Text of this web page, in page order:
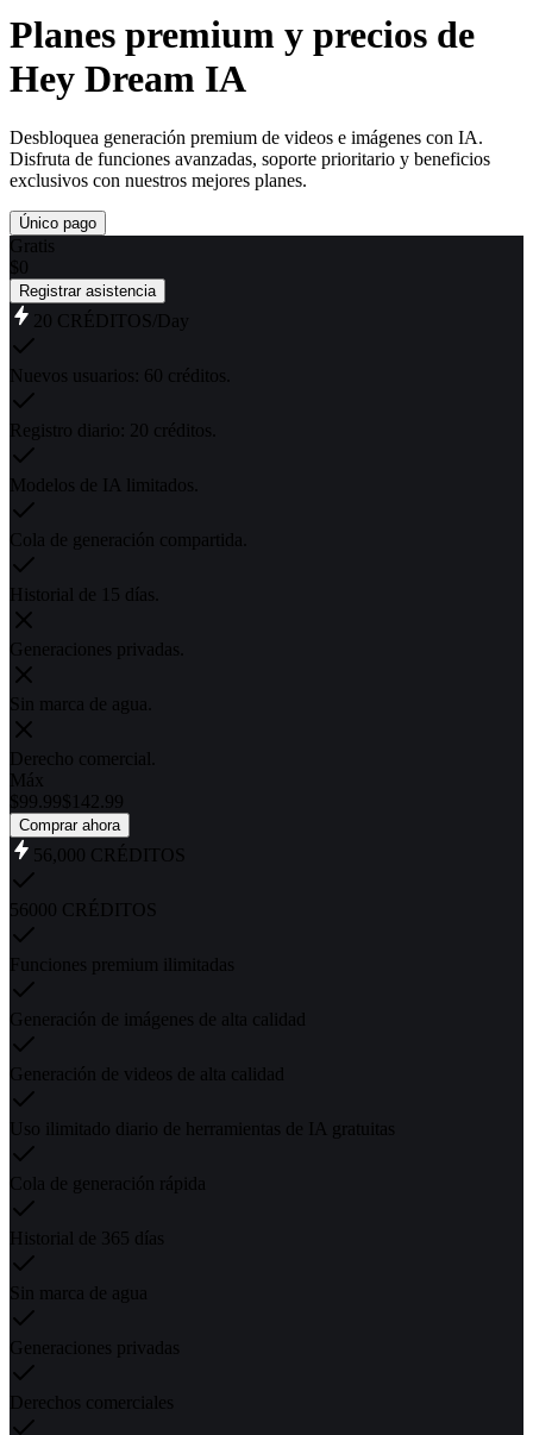
Planes premium y precios de
Hey Dream IA
Desbloquea generación premium de videos e imágenes con IA.
Disfruta de funciones avanzadas, soporte prioritario y beneficios
exclusivos con nuestros mejores planes.
Único pago
Gratis
$0
Registrar asistencia
20 CRÉDITOS /Day
Nuevos usuarios: 60 créditos.
Registro diario: 20 créditos.
Modelos de IA limitados.
Cola de generación compartida.
Historial de 15 días.
Generaciones privadas.
Sin marca de agua.
Derecho comercial.
Máx
$99.99$ 142.99
Comprar ahora
56,000 CRÉDITOS
56000 CRÉDITOS
Funciones premium ilimitadas
Generación de imágenes de alta calidad
Generación de videos de alta calidad
Uso ilimitado diario de herramientas de IA gratuitas
Cola de generación rápida
Historial de 365 días
Sin marca de agua
Generaciones privadas
Derechos comerciales